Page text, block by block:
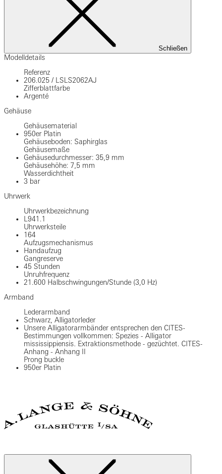
Schließen
Modelldetails
Referenz
206.025 /
LSLS2062AJ
Zifferblattfarbe
Argenté
Gehäuse
Gehäusematerial
950er Platin
Gehäuseboden: Saphirglas
Gehäusemaße
Gehäusedurchmesser: 35,9 mm
Gehäusehöhe: 7,5 mm
Wasserdichtheit
3 bar
Uhrwerk
Uhrwerkbezeichnung
L941.1
Uhrwerksteile
164
Aufzugsmechanismus
Handaufzug
Gangreserve
45 Stunden
Unruhfrequenz
21.600 Halbschwingungen/Stunde (3,0 Hz)
Armband
Lederarmband
Schwarz, Alligatorleder
Unsere Alligatorarmbänder entsprechen den CITES-
Bestimmungen vollkommen: Spezies - Alligator
mississippiensis. Extraktionsmethode - gezüchtet. CITES-
Anhang - Anhang II
Prong buckle
950er Platin